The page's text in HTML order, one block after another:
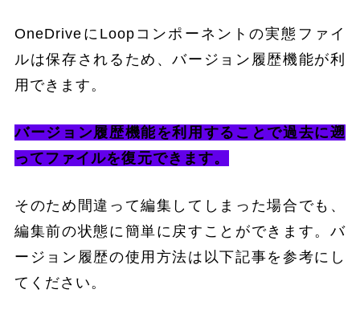
OneDriveにLoopコンポーネントの実態ファイ
ルは保存されるため、バージョン履歴機能が利
用できます。
バージョン履歴機能を利用することで過去に遡
ってファイルを復元できます。
そのため間違って編集してしまった場合でも、
編集前の状態に簡単に戻すことができます。バ
ージョン履歴の使用方法は以下記事を参考にし
てください。